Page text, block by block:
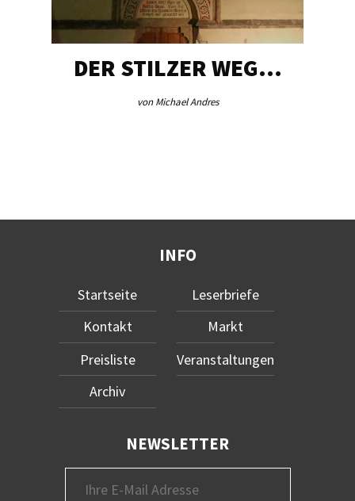
DER STILZER WEG…
von Michael Andres
INFO
Startseite
Kontakt
Preisliste
Archiv
Leserbriefe
Markt
Veranstaltungen
NEWSLETTER